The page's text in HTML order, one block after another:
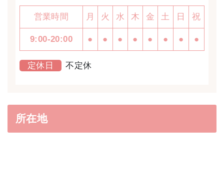
営業時間 月 火 水 木 金 土 日 祝
9:00-20:00 ● ● ● ● ● ● ● ●
定休日 不定休
所在地